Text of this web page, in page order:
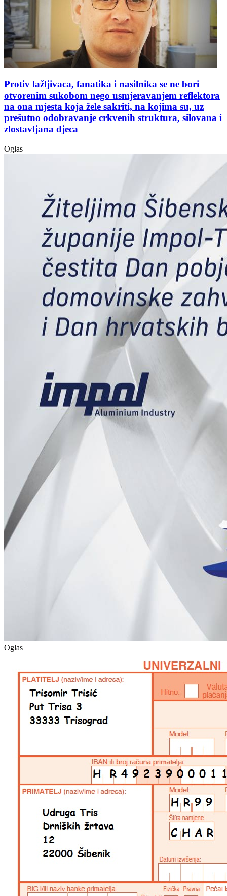
Protiv lažljivaca, fanatika i nasilnika se ne bori
otvorenim sukobom nego usmjeravanjem reflektora
na ona mjesta koja žele sakriti, na kojima su, uz
prešutno odobravanje crkvenih struktura, silovana i
zlostavljana djeca
Oglas
Oglas